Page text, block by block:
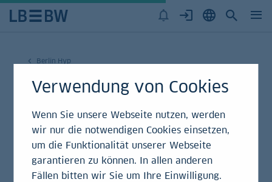
Berlin Hyp
Offenlegungsberichte
der Berlin Hyp AG
Hier finden Sie die Offenlegungsberichte (inkl.
Vergütungspolitik) der Berlin Hyp AG
Verwendung von Cookies
Wenn Sie unsere Webseite nutzen, werden
wir nur die notwendigen Cookies einsetzen,
um die Funktionalität unserer Webseite
garantieren zu können. In allen anderen
Fällen bitten wir Sie um Ihre Einwilligung.